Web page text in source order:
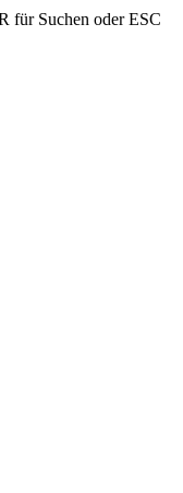
für Suchen oder ESC